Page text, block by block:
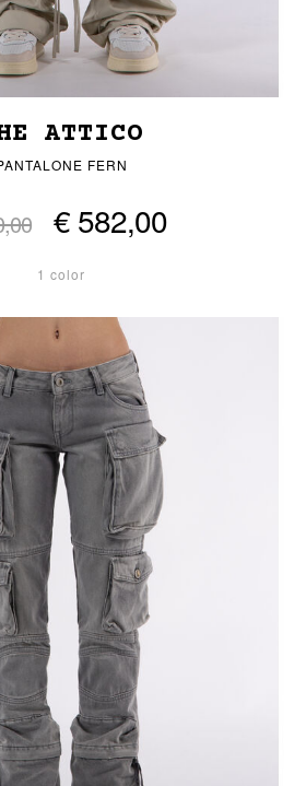
ATTICO
FERN
€ 582,00
1 color